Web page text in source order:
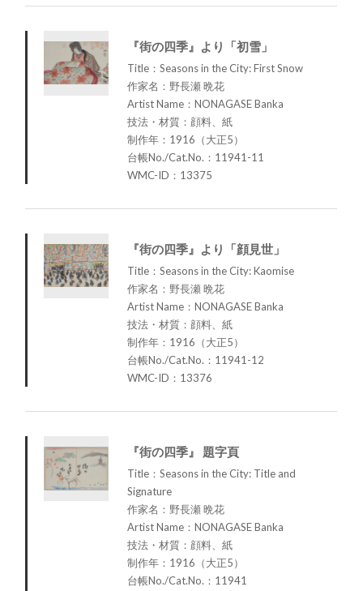
『街の四季』より「初雪」
Title：Seasons in the City: First Snow
作家名：野長瀬 晩花
Artist Name：NONAGASE Banka
技法・材質：顔料、紙
制作年：1916（大正5）
台帳No./Cat.No.：11941-11
WMC-ID：13375
『街の四季』より「顔見世」
Title：Seasons in the City: Kaomise
作家名：野長瀬 晩花
Artist Name：NONAGASE Banka
技法・材質：顔料、紙
制作年：1916（大正5）
台帳No./Cat.No.：11941-12
WMC-ID：13376
『街の四季』 題字頁
Title：Seasons in the City: Title and
Signature
作家名：野長瀬 晩花
Artist Name：NONAGASE Banka
技法・材質：顔料、紙
制作年：1916（大正5）
台帳No./Cat.No.：11941